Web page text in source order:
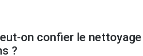
on confier le
?